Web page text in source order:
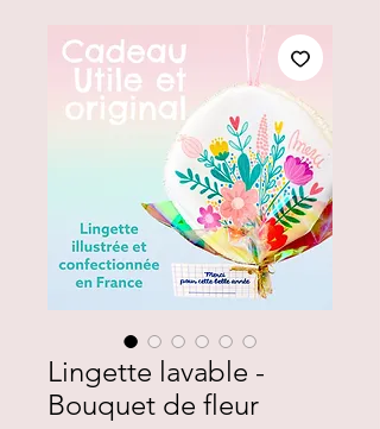
Lingette lavable -
Bouquet de fleur